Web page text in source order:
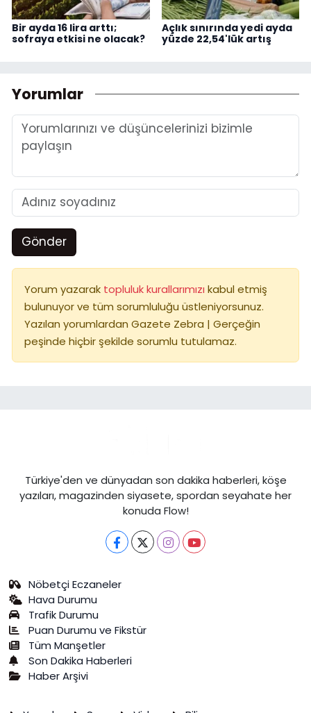
Bir ayda 16 lira arttı;
sofraya etkisi ne olacak?
Açlık sınırında yedi ayda
yüzde 22,54'lük artış
Yorumlar
Gönder
Yorum yazarak topluluk kurallarımızı kabul etmiş
bulunuyor ve tüm sorumluluğu üstleniyorsunuz.
Yazılan yorumlardan Gazete Zebra | Gerçeğin
peşinde hiçbir şekilde sorumlu tutulamaz.
Türkiye'den ve dünyadan son dakika haberleri, köşe
yazıları, magazinden siyasete, spordan seyahate her
konuda Flow!
Nöbetçi Eczaneler
Hava Durumu
Trafik Durumu
Puan Durumu ve Fikstür
Tüm Manşetler
Son Dakika Haberleri
Haber Arşivi